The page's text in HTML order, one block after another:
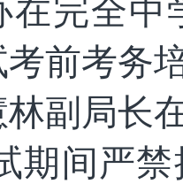
在完全中
前考务
副局长
期间严